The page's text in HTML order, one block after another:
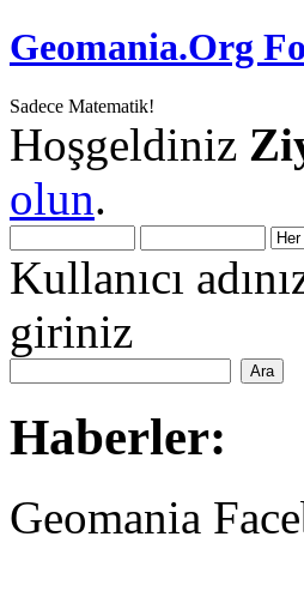
Geomania.Org
Sadece Matematik!
Hoşgeldiniz
olun.
Kullanıcı
giriniz
Haberler:
Geomania